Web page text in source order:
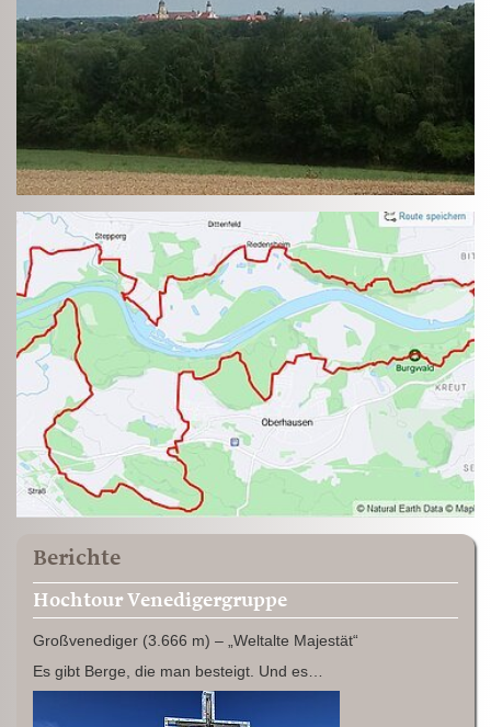
Berichte
Hochtour Venedigergruppe
Großvenediger (3.666 m) – „Weltalte Majestät“
Es gibt Berge, die man besteigt. Und es…